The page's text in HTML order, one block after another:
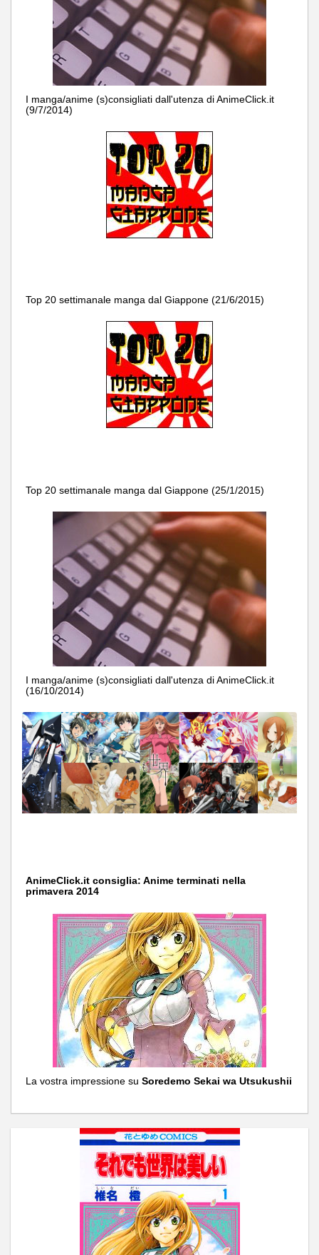
I manga/anime (s)consigliati dall'utenza di AnimeClick.it
(9/7/2014)
Top 20 settimanale manga dal Giappone (21/6/2015)
Top 20 settimanale manga dal Giappone (25/1/2015)
I manga/anime (s)consigliati dall'utenza di AnimeClick.it
(16/10/2014)
AnimeClick.it consiglia: Anime terminati nella
primavera 2014
La vostra impressione su Soredemo Sekai wa Utsukushii